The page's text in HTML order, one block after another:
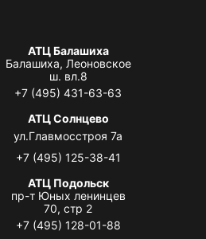
АТЦ Балашиха
Балашиха, Леоновское
ш. вл.8
+7 (495) 431-63-63
АТЦ Солнцево
ул.Главмосстроя 7а
+7 (495) 125-38-41
АТЦ Подольск
пр-т Юных ленинцев
70, стр 2
+7 (495) 128-01-88